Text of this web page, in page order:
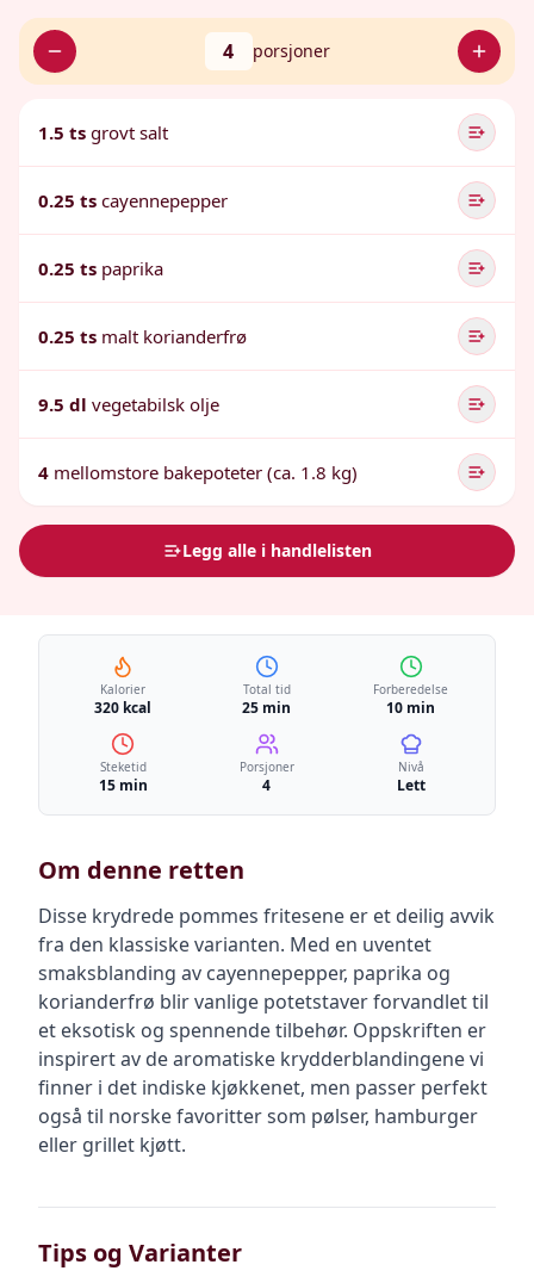
4 porsjoner
1.5 ts grovt salt
0.25 ts cayennepepper
0.25 ts paprika
0.25 ts malt korianderfrø
9.5 dl vegetabilsk olje
4 mellomstore bakepoteter (ca. 1.8 kg)
Legg alle i handlelisten
Kalorier
320 kcal
Total tid
25 min
Forberedelse
10 min
Steketid
15 min
Porsjoner
4
Nivå
Lett
Om denne retten
Disse krydrede pommes fritesene er et deilig avvik
fra den klassiske varianten. Med en uventet
smaksblanding av cayennepepper, paprika og
korianderfrø blir vanlige potetstaver forvandlet til
et eksotisk og spennende tilbehør. Oppskriften er
inspirert av de aromatiske krydderblandingene vi
finner i det indiske kjøkkenet, men passer perfekt
også til norske favoritter som pølser, hamburger
eller grillet kjøtt.
Tips og Varianter